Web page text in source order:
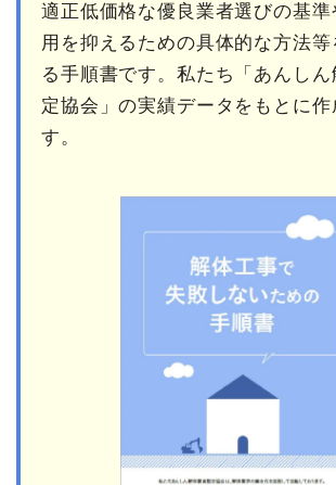
適正低価格な優良業者選びの基
用を抑えるための具体的な方法等
る手順書です。私たち「あんし
定協会」の実績データをもとに作
す。